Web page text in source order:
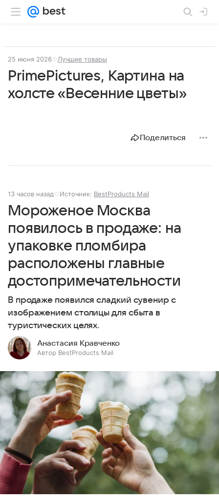
25 июня 2026 Лучшие товары
PrimePictures, Картина на
холсте «Весенние цветы»
Поделиться
13 часов назад Источник: BestProducts Mail
Мороженое Москва
появилось в продаже: на
упаковке пломбира
расположены главные
достопримечательности
В продаже появился сладкий сувенир с
изображением столицы для сбыта в
туристических целях.
Анастасия Кравченко
Автор BestProducts Mail